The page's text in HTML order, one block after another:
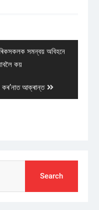
সমন্বয় অবিহনে
কয়
আক্ৰান্ত